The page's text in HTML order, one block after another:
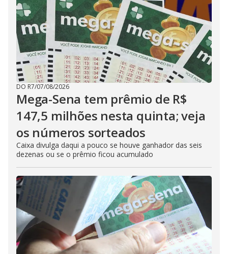
DO R7/07/08/2026
Mega-Sena tem prêmio de R$
147,5 milhões nesta quinta; veja
os números sorteados
Caixa divulga daqui a pouco se houve ganhador das seis
dezenas ou se o prêmio ficou acumulado